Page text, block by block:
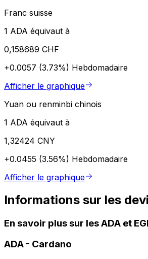
Franc suisse
1 ADA équivaut à
0,158689 CHF
+0.0057 (3.73%) Hebdomadaire
Afficher le graphique
Yuan ou renminbi chinois
1 ADA équivaut à
1,32424 CNY
+0.0455 (3.56%) Hebdomadaire
Afficher le graphique
Informations sur les
En savoir plus sur les ADA et
ADA - Cardano